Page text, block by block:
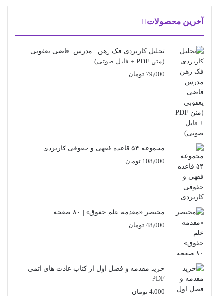
آخرین محصولات
تحلیل کاربردی فک رهن | مدرس: قاضی یعقوبی
(متن PDF + فایل صوتی)
79٫000 تومان
مجموعه ۵۴ قاعده فقهی و حقوقی کاربردی
108٫000 تومان
مختصر «مقدمه علم حقوق» | ۸۰ صفحه
48٫000 تومان
خرید مقدمه و فصل اول از کتاب عادت های اتمی
PDF
4٫000 تومان